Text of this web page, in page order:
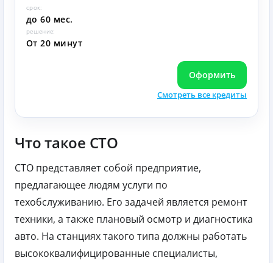
срок:
до 60 мес.
решение:
От 20 минут
Оформить
Смотреть все кредиты
Что такое СТО
СТО представляет собой предприятие,
предлагающее людям услуги по
техобслуживанию. Его задачей является ремонт
техники, а также плановый осмотр и диагностика
авто. На станциях такого типа должны работать
высококвалифицированные специалисты,